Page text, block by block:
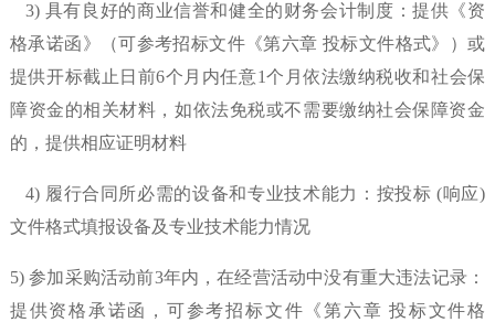
3) 具有良好的商业信誉和健全的财务会计制度：提供《资
格承诺函》（可参考招标文件《第六章 投标文件格式》）或
提供开标截止日前6个月内任意1个月依法缴纳税收和社会保
障资金的相关材料，如依法免税或不需要缴纳社会保障资金
的，提供相应证明材料
4) 履行合同所必需的设备和专业技术能力：按投标 (响应)
文件格式填报设备及专业技术能力情况
5) 参加采购活动前3年内，在经营活动中没有重大违法记录：
提供资格承诺函，可参考招标文件《第六章 投标文件格